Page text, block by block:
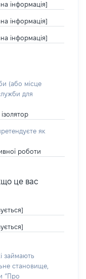
інформація]
інформація]
інформація]
(або місце
для
як
роботи
це вас
займають
становище,
“Про